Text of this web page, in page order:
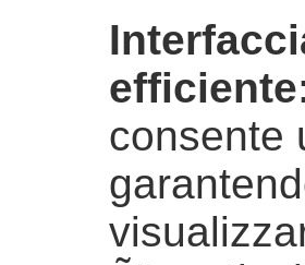
efficiente
consente